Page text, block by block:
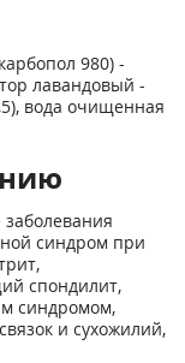
980) -
лавандовый -
вода очищенная
синдром при
спондилит,
синдромом,
и сухожилий,